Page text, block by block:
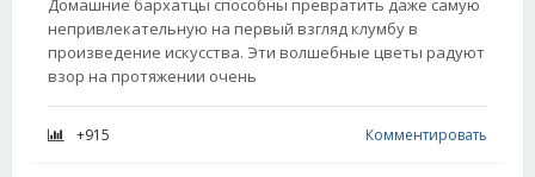
Домашние бархатцы способны превратить даже самую
непривлекательную на первый взгляд клумбу в
произведение искусства. Эти волшебные цветы радуют
взор на протяжении очень
+915 Комментировать